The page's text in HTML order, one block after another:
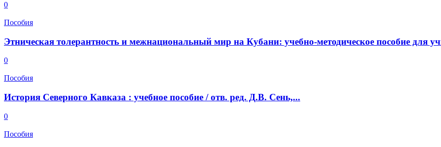
0
Пособия
Этническая толерантность и межнациональный мир на Кубани: учебно-методическое пособие для
0
Пособия
История Северного Кавказа : учебное пособие / отв. ред. Д.В. Сень,...
0
Пособия